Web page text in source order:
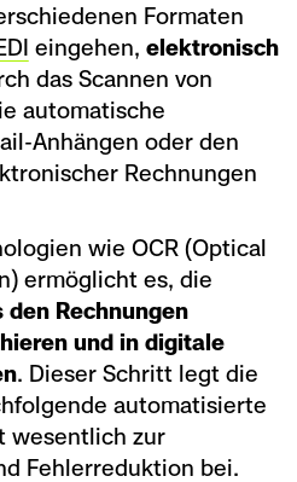
Formaten
eingehen, elektronisch
das Scannen von
automatische
Anhängen oder den
Rechnungen
wie OCR (Optical
ermöglicht es, die
Rechnungen
und in digitale
. Dieser Schritt legt die
automatisierte
wesentlich zur
Fehlerreduktion bei.